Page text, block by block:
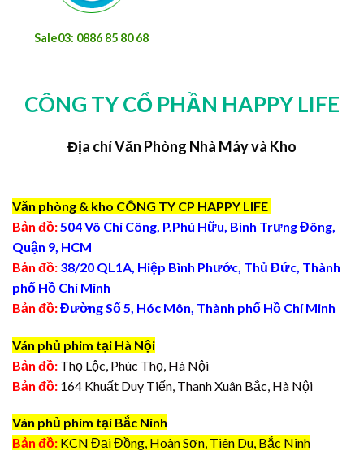
Sale03: 0886 85 80 68
CÔNG TY CỔ PHẦN HAPPY LIFE
Địa chỉ Văn Phòng Nhà Máy và Kho
Văn phòng & kho CÔNG TY CP HAPPY LIFE
Bản đồ: 504 Võ Chí Công, P.Phú Hữu, Bình Trưng Đông,
Quận 9, HCM
Bản đồ: 38/20 QL1A, Hiệp Bình Phước, Thủ Đức, Thành
phố Hồ Chí Minh
Bản đồ:Đường Số 5, Hóc Môn, Thành phố Hồ Chí Minh
Ván phủ phim tại Hà Nội
Bản đồ: Thọ Lộc, Phúc Thọ, Hà Nội
Bản đồ: 164 Khuất Duy Tiến, Thanh Xuân Bắc, Hà Nội
Ván phủ phim tại Bắc Ninh
Bản đồ: KCN Đại Đồng, Hoàn Sơn, Tiên Du, Bắc Ninh